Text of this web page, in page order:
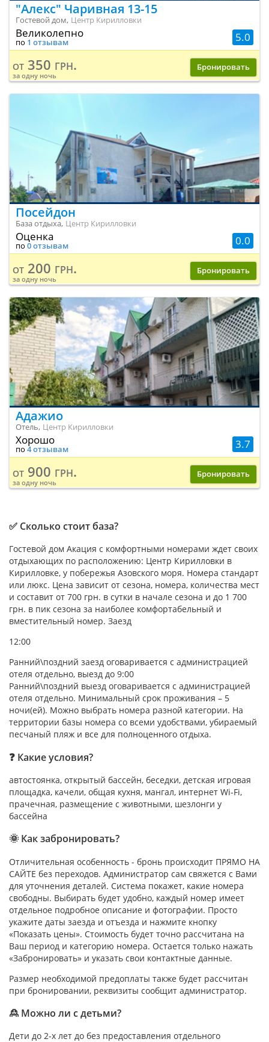
"Алекс" Чаривная 13-15
Гостевой дом, Центр Кирилловки
5.0
Великолепно
по 1 отзывам
от 350 грн.
за одну ночь
Бронировать
Посейдон
База отдыха, Центр Кирилловки
0.0
Оценка
по 0 отзывам
от 200 грн.
за одну ночь
Бронировать
Адажио
Отель, Центр Кирилловки
3.7
Хорошо
по 4 отзывам
от 900 грн.
за одну ночь
Бронировать
✅ Сколько стоит база?
Гостевой дом Акация с комфортными номерами ждет своих
отдыхающих по расположению: Центр Кирилловки в
Кирилловке, у побережья Азовского моря. Номера стандарт
или люкс. Цена зависит от сезона, номера, количества мест
и составит от 700 грн. в сутки в начале сезона и до 1 700
грн. в пик сезона за наиболее комфортабельный и
вместительный номер. Заезд
12:00
Ранний\поздний заезд оговаривается с администрацией
отеля отдельно, выезд до 9:00
Ранний\поздний выезд оговаривается с администрацией
отеля отдельно. Минимальный срок проживания – 5
ночи(ей). Можно выбрать номера разной категории. На
территории базы номера со всеми удобствами, убираемый
песчаный пляж и все для полноценного отдыха.
❓ Какие условия?
автостоянка, открытый бассейн, беседки, детская игровая
площадка, качели, общая кухня, мангал, интернет Wi-Fi,
прачечная, размещение с животными, шезлонги у
бассейна
🌞 Как забронировать?
Отличительная особенность - бронь происходит ПРЯМО НА
САЙТЕ без переходов. Администратор сам свяжется с Вами
для уточнения деталей. Система покажет, какие номера
свободны. Выбирать будет удобно, каждый номер имеет
отдельное подробное описание и фотографии. Просто
укажите даты заезда и отъезда и нажмите кнопку
«Показать цены». Стоимость будет точно рассчитана на
Ваш период и категорию номера. Остается только нажать
«Забронировать» и указать свои контактные данные.
Размер необходимой предоплаты также будет рассчитан
при бронировании, реквизиты сообщит администратор.
🙎 Можно ли с детьми?
Дети до 2-х лет до без предоставления отдельного